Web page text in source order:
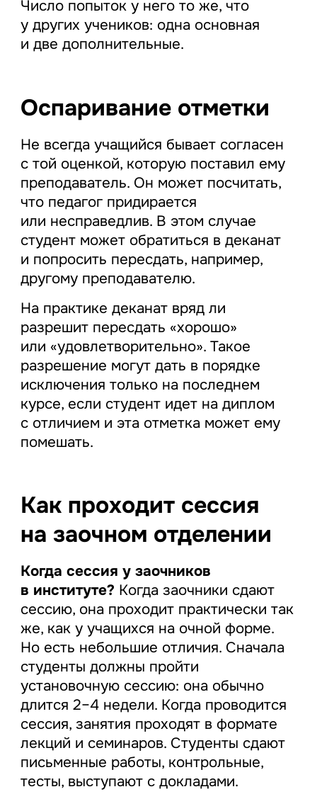
Число попыток у него то же, что
у других учеников: одна основная
и две дополнительные.
Оспаривание отметки
Не всегда учащийся бывает согласен
с той оценкой, которую поставил ему
преподаватель. Он может посчитать,
что педагог придирается
или несправедлив. В этом случае
студент может обратиться в деканат
и попросить пересдать, например,
другому преподавателю.
На практике деканат вряд ли
разрешит пересдать «хорошо»
или «удовлетворительно». Такое
разрешение могут дать в порядке
исключения только на последнем
курсе, если студент идет на диплом
с отличием и эта отметка может ему
помешать.
Как проходит сессия
на заочном отделении
Когда сессия у заочников
в институте? Когда заочники сдают
сессию, она проходит практически так
же, как у учащихся на очной форме.
Но есть небольшие отличия. Сначала
студенты должны пройти
установочную сессию: она обычно
длится 2–4 недели. Когда проводится
сессия, занятия проходят в формате
лекций и семинаров. Студенты сдают
письменные работы, контрольные,
тесты, выступают с докладами.